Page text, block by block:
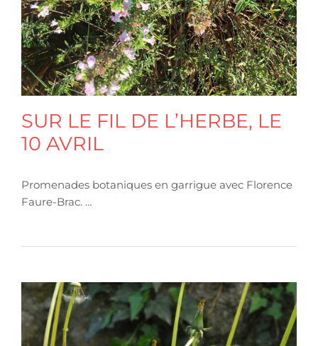
SUR LE FIL DE L’HERBE, LE
10 AVRIL
Promenades botaniques en garrigue avec Florence
Faure-Brac. …